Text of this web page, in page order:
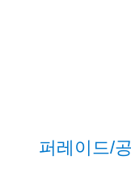
퍼레이드/